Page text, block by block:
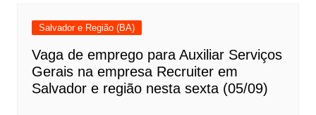
Salvador e Região (BA)
Vaga de emprego para Auxiliar Serviços
Gerais na empresa Recruiter em
Salvador e região nesta sexta (05/09)